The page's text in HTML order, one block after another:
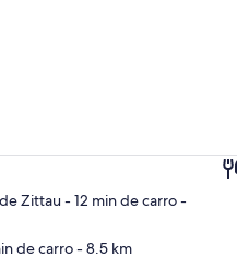
Zittau - 12 min de carro-
de carro- 8.5 km